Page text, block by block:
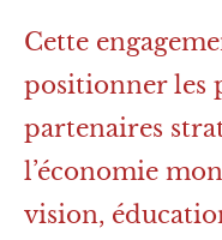
Cette
positionner les
partenaires
l’économie
vision,